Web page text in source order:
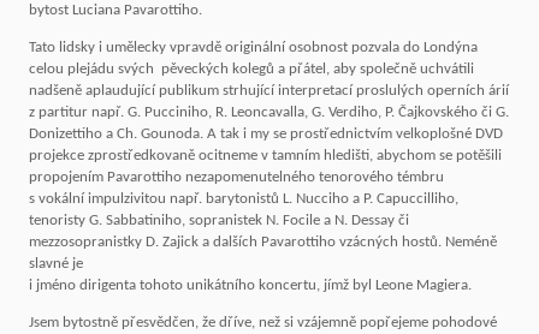
bytost Luciana Pavarottiho.
Tato lidsky i umělecky vpravdě originální osobnost pozvala do Londýna
celou plejádu svých pěveckých kolegů a přátel, aby společně uchvátili
nadšeně aplaudující publikum strhující interpretací proslulých operních árií
z partitur např. G. Pucciniho, R. Leoncavalla, G. Verdiho, P. Čajkovského či G.
Donizettiho a Ch. Gounoda. A tak i my se prostřednictvím velkoplošné DVD
projekce zprostředkovaně ocitneme v tamním hledišti, abychom se potěšili
propojením Pavarottiho nezapomenutelného tenorového témbru
s vokální impulzivitou např. barytonistů L. Nucciho a P. Capuccilliho,
tenoristy G. Sabbatiniho, sopranistek N. Focile a N. Dessay či
mezzosopranistky D. Zajick a dalších Pavarottiho vzácných hostů. Neméně
slavné je
i jméno dirigenta tohoto unikátního koncertu, jímž byl Leone Magiera.
Jsem bytostně přesvědčen, že dříve, než si vzájemně popřejeme pohodové